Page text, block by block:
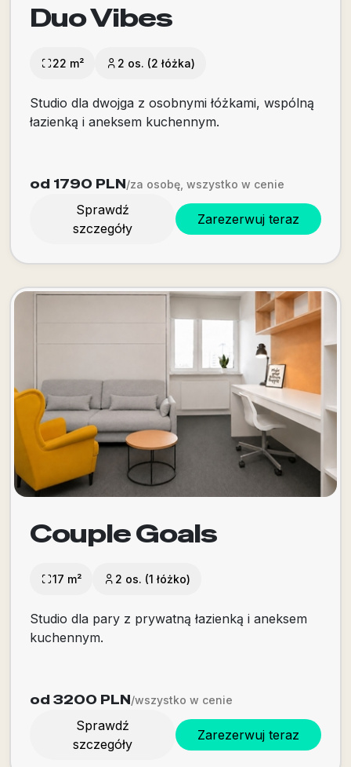
Duo Vibes
22 m² 2 os. (2 łóżka)
Studio dla dwojga z osobnymi łóżkami, wspólną
łazienką i aneksem kuchennym.
od 1790 PLN/za osobę, wszystko w cenie
Sprawdź
szczegóły
Zarezerwuj teraz
Couple Goals
17 m² 2 os. (1 łóżko)
Studio dla pary z prywatną łazienką i aneksem
kuchennym.
od 3200 PLN/wszystko w cenie
Sprawdź
szczegóły
Zarezerwuj teraz